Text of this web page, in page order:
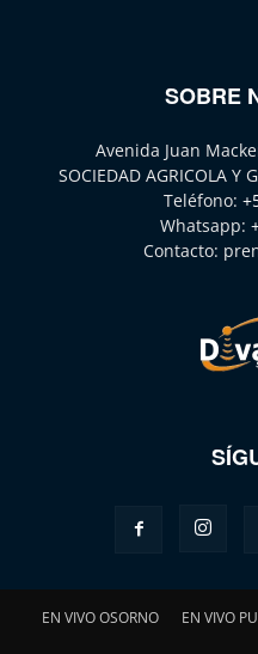
SOBRE
Avenida Juan
SOCIEDAD AGRICOLA Y
Teléfono:
Whatsapp:
Contacto:
EN VIVO OSORNO EN VIVO